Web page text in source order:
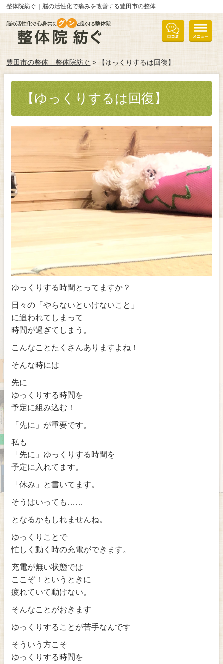
整体院紡ぐ｜脳の活性化で痛みを改善する豊田市の整体
豊田市の整体 整体院紡ぐ > 【ゆっくりするは回復】
【ゆっくりするは回復】
ゆっくりする時間とってますか？
日々の「やらないといけないこと」
に追われてしまって
時間が過ぎてしまう。
こんなことたくさんありますよね！
そんな時には
先に
ゆっくりする時間を
予定に組み込む！
「先に」が重要です。
私も
「先に」ゆっくりする時間を
予定に入れてます。
「休み」と書いてます。
そうはいっても……
となるかもしれませんね。
ゆっくりことで
忙しく動く時の充電ができます。
充電が無い状態では
ここぞ！というときに
疲れていて動けない。
そんなことがおきます
ゆっくりすることが苦手なんです
そういう方こそ
ゆっくりする時間を